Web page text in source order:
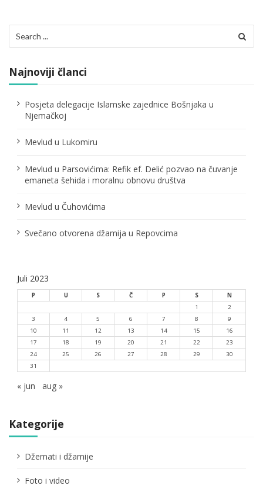
for:
Najnoviji članci
Posjeta delegacije Islamske zajednice Bošnjaka u
Njemačkoj
Mevlud u Lukomiru
Mevlud u Parsovićima: Refik ef. Delić pozvao na čuvanje
emaneta šehida i moralnu obnovu društva
Mevlud u Čuhovićima
Svečano otvorena džamija u Repovcima
Juli 2023
P U S Č P S
N
1
2
3
4 5 6 7 8
9
10
11 12 13 14 15
16
17
18 19 20 21 22
23
24
25 26 27 28 29
30
31
« jun aug »
Kategorije
Džemati i džamije
Foto i video